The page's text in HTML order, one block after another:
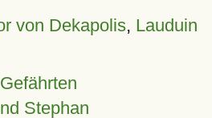
von Dekapolis, Lauduin
Stephan